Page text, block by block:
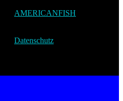
AMERICANFISH
Datenschutz